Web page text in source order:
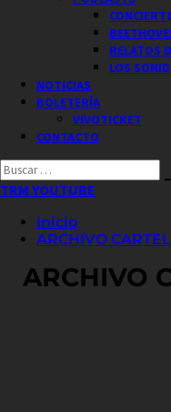
RELATOS
LOS
NOTICIAS
BOLETERÍA
VIVOTICKET
CONTACTO
Buscar
por:
TRM YOUTUBE
Inicio
ARCHIVO
ARCHIVO